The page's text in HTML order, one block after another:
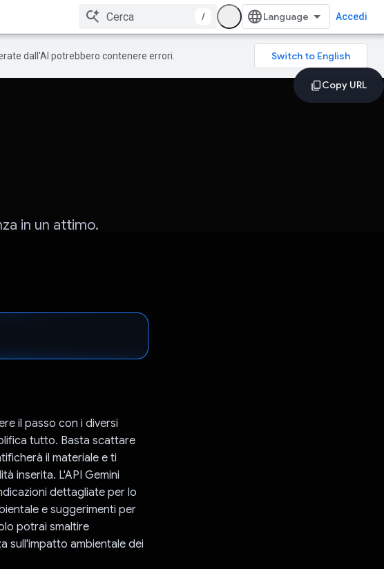
/ Accedi
dall'AI potrebbero contenere errori.
in un attimo.
il passo con i diversi
tutto. Basta scattare
il materiale e ti
inserita. L'API Gemini
dettagliate per lo
e suggerimenti per
potrai smaltire
sull'impatto ambientale dei